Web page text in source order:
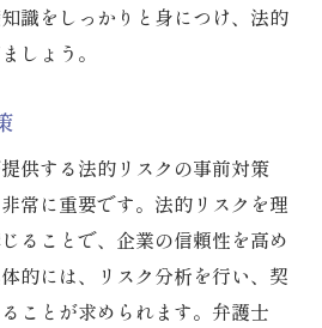
識をしっかりと身につけ、法的
しょう。
供する法的リスクの事前対策
常に重要です。法的リスクを理
ることで、企業の信頼性を高め
的には、リスク分析を行い、契
ことが求められます。弁護士